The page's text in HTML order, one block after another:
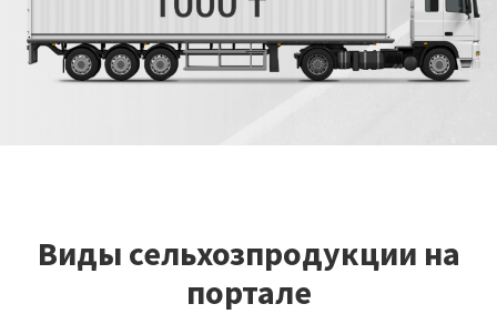
Виды сельхозпродукции на
портале